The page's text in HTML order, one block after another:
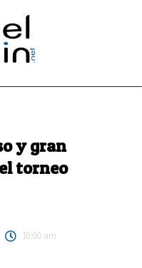
y gran
torneo
10:00 am